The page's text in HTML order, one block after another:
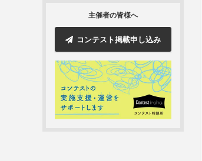
主催者の皆様へ
コンテスト掲載申し込み